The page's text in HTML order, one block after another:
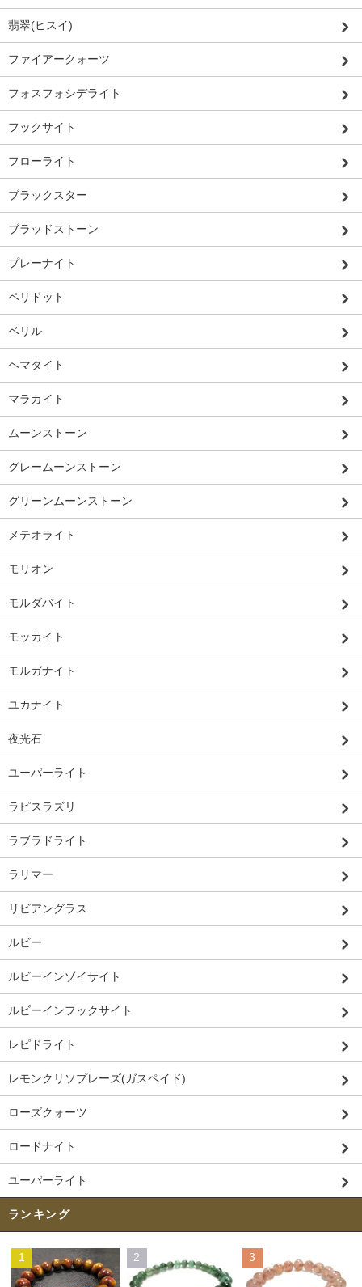
翡翠(ヒスイ)
ファイアークォーツ
フォスフォシデライト
フックサイト
フローライト
ブラックスター
ブラッドストーン
プレーナイト
ペリドット
ベリル
ヘマタイト
マラカイト
ムーンストーン
グレームーンストーン
グリーンムーンストーン
メテオライト
モリオン
モルダバイト
モッカイト
モルガナイト
ユカナイト
夜光石
ユーパーライト
ラピスラズリ
ラブラドライト
ラリマー
リビアングラス
ルビー
ルビーインゾイサイト
ルビーインフックサイト
レピドライト
レモンクリソプレーズ(ガスペイド)
ローズクォーツ
ロードナイト
ユーパーライト
ランキング
1 2 3